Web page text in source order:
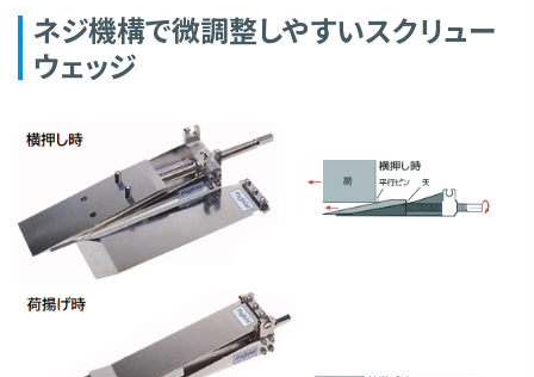
ネジ機構で微調整しやすいスクリュー
ウェッジ